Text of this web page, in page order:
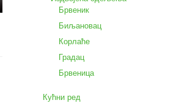
Брвеник
Биљановац
Корлаће
Градац
Брвеница
Кућни ред